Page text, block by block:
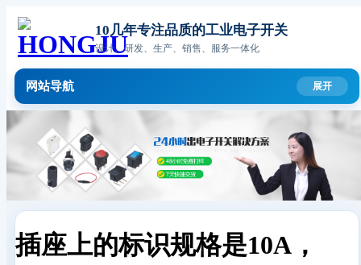
10几年专注品质的工业电子开关
设计、研发、生产、销售、服务一体化
网站导航
插座上的标识规格是10A，